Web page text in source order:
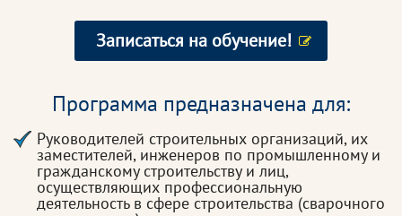
Записаться на обучение!
Программа предназначена для:
Руководителей строительных организаций, их
заместителей, инженеров по промышленному и
гражданскому строительству и лиц,
осуществляющих профессиональную
деятельность в сфере строительства (сварочного